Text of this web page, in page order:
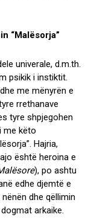
“Malësorja”
univerale, d.m.th.
psikik i instiktit.
me mënyrën e
rrethanave
tyre shpjegohen
me këto
Hajria,
është heroina e
), po ashtu
edhe djemtë e
dhe qëllimin
arkaike.